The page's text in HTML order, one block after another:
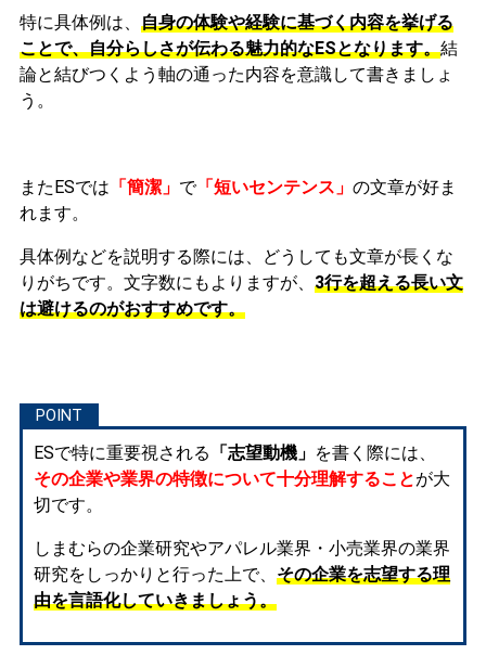
特に具体例は、 自身の体験や経験に基づく内容を挙げる
ことで、自分らしさが伝わる魅力的なESとなります。結
論と結びつくよう軸の通った内容を意識して書きましょ
う。
またESでは 「簡潔」 で「短いセンテンス」 の文章が好ま
れます。
具体例などを説明する際には、どうしても文章が長くな
りがちです。文字数にもよりますが、 3行を超える長い文
は避けるのがおすすめです。
ESで特に重要視される 「志望動機」 を書く際には、
その企業や業界の特徴について十分理解することが大
切です。
しまむらの企業研究やアパレル業界・小売業界の業界
研究をしっかりと行った上で、 その企業を志望する理
由を言語化していきましょう。